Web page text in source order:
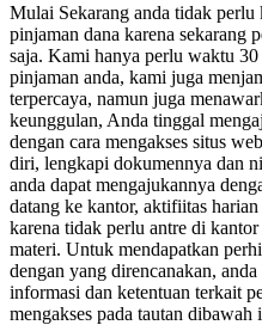
Mulai Sekarang anda tidak perlu
pinjaman dana karena sekarang
saja. Kami hanya perlu waktu
pinjaman anda, kami juga
terpercaya, namun juga
keunggulan, Anda tinggal
dengan cara mengakses situs
diri, lengkapi dokumennya dan
anda dapat mengajukannya
datang ke kantor, aktifiitas
karena tidak perlu antre di
materi. Untuk mendapatkan
dengan yang direncanakan,
informasi dan ketentuan terkait
mengakses pada tautan dibawah